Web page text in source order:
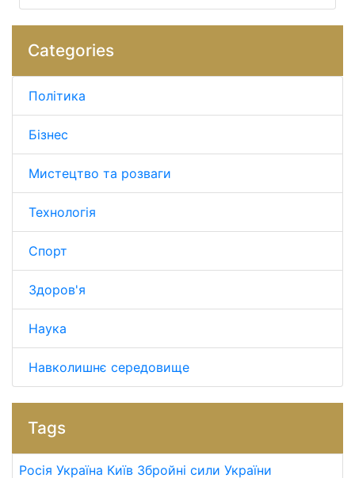
Categories
Політика
Бізнес
Мистецтво та розваги
Технологія
Спорт
Здоров'я
Наука
Навколишнє середовище
Tags
Росія Україна Київ Збройні сили України